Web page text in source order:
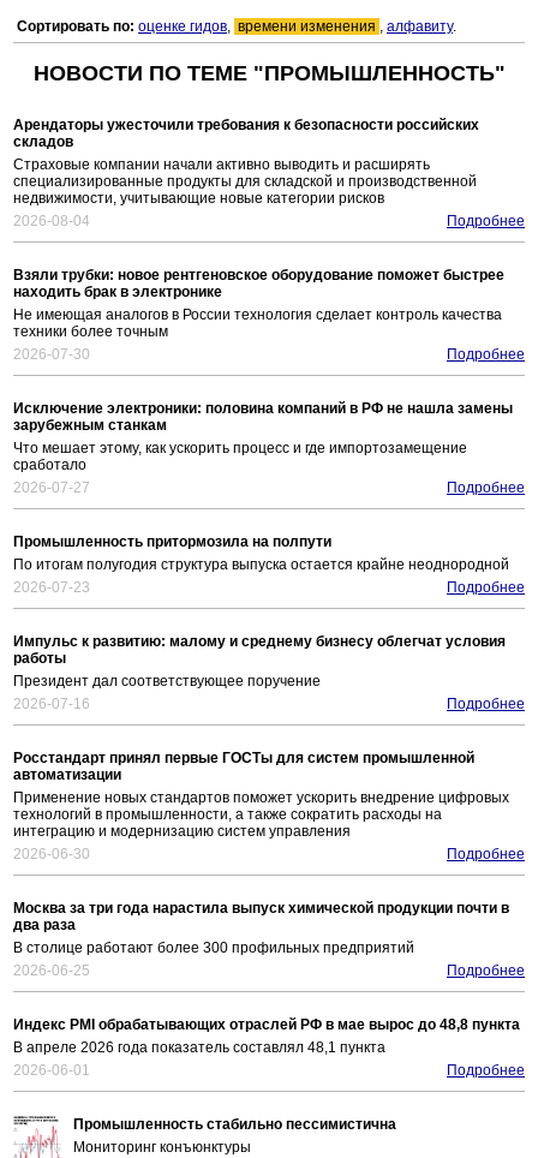
Сортировать по: оценке гидов, времени изменения , алфавиту.
НОВОСТИ ПО ТЕМЕ "ПРОМЫШЛЕННОСТЬ"
Арендаторы ужесточили требования к безопасности российских
складов
Страховые компании начали активно выводить и расширять
специализированные продукты для складской и производственной
недвижимости, учитывающие новые категории рисков
2026-08-04
Подробнее
Взяли трубки: новое рентгеновское оборудование поможет быстрее
находить брак в электронике
Не имеющая аналогов в России технология сделает контроль качества
техники более точным
2026-07-30
Подробнее
Исключение электроники: половина компаний в РФ не нашла замены
зарубежным станкам
Что мешает этому, как ускорить процесс и где импортозамещение
сработало
2026-07-27
Подробнее
Промышленность притормозила на полпути
По итогам полугодия структура выпуска остается крайне неоднородной
2026-07-23
Подробнее
Импульс к развитию: малому и среднему бизнесу облегчат условия
работы
Президент дал соответствующее поручение
2026-07-16
Подробнее
Росстандарт принял первые ГОСТы для систем промышленной
автоматизации
Применение новых стандартов поможет ускорить внедрение цифровых
технологий в промышленности, а также сократить расходы на
интеграцию и модернизацию систем управления
2026-06-30
Подробнее
Москва за три года нарастила выпуск химической продукции почти в
два раза
В столице работают более 300 профильных предприятий
2026-06-25
Подробнее
Индекс PMI обрабатывающих отраслей РФ в мае вырос до 48,8 пункта
В апреле 2026 года показатель составлял 48,1 пункта
2026-06-01
Подробнее
Промышленность стабильно пессимистична
Мониторинг конъюнктуры